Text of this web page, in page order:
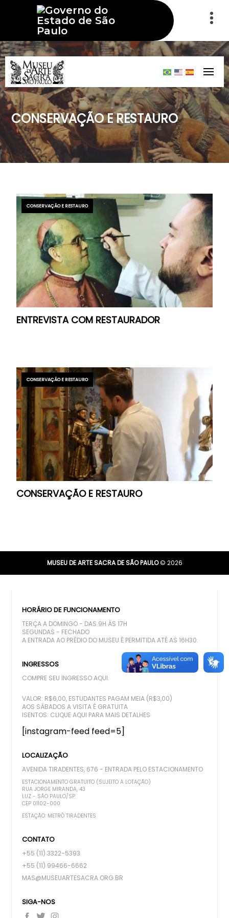
CONSERVAÇÃO E RESTAURO
CONSERVAÇÃO E RESTAURO
ENTREVISTA COM RESTAURADOR
CONSERVAÇÃO E RESTAURO
CONSERVAÇÃO E RESTAURO
MUSEU DE ARTE SACRA DE SÃO PAULO© 2026
HORÁRIO DE FUNCIONAMENTO
TERÇA A DOMINGO - DAS 9H ÀS 17H
SEGUNDAS - FECHADO
A ENTRADA AO PRÉDIO DO MUSEU É PERMITIDA ATÉ AS 16H30.
INGRESSOS
COMPRE SEU INGRESSO AQUI.
VALOR: R$6,00, ESTUDANTES PAGAM MEIA (R$3,00)
AOS SÁBADOS A VISITA É GRATUITA
ISENTOS: CLIQUE AQUI PARA MAIS DETALHES
[instagram-feed feed=5]
LOCALIZAÇÃO
AVENIDA TIRADENTES, 676 - ENTRADA PELO ESTACIONAMENTO
ESTACIONAMENTO GRATUITO (SUJEITO A LOTAÇÃO)
RUA JORGE MIRANDA, 43
LUZ - SÃO PAULO/SP
CEP 01102-000
ESTAÇÃO: METRÔ TIRADENTES
CONTATO
+55 (11) 3322-5393
+55 (11) 99466-6662
MAS@MUSEUARTESACRA.ORG.BR
SIGA-NOS